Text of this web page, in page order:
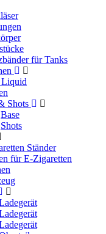
für Tanks
Shots
Base
Shots
Ständer
für E-Zigaretten